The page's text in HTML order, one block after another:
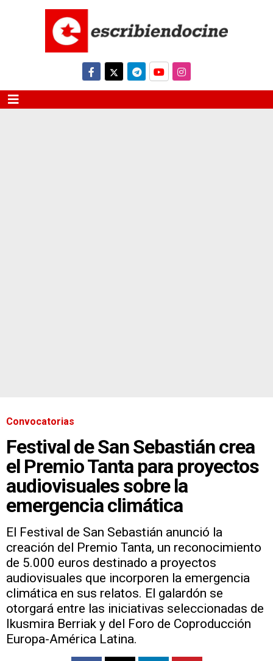
Convocatorias
Festival de San Sebastián crea
el Premio Tanta para proyectos
audiovisuales sobre la
emergencia climática
El Festival de San Sebastián anunció la
creación del Premio Tanta, un reconocimiento
de 5.000 euros destinado a proyectos
audiovisuales que incorporen la emergencia
climática en sus relatos. El galardón se
otorgará entre las iniciativas seleccionadas de
Ikusmira Berriak y del Foro de Coproducción
Europa-América Latina.